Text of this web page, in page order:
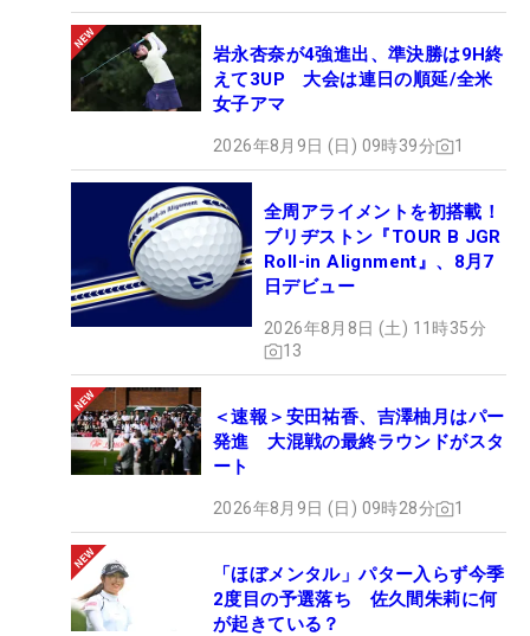
岩永杏奈が4強進出、準決勝は9H終
えて3UP 大会は連日の順延/全米
女子アマ
2026年8月9日 (日) 09時39分 1
全周アライメントを初搭載！
ブリヂストン『TOUR B JGR
Roll-in Alignment』、8月7
日デビュー
2026年8月8日 (土) 11時35分
13
＜速報＞安田祐香、吉澤柚月はパー
発進 大混戦の最終ラウンドがスタ
ート
2026年8月9日 (日) 09時28分 1
「ほぼメンタル」パター入らず今季
2度目の予選落ち 佐久間朱莉に何
が起きている？